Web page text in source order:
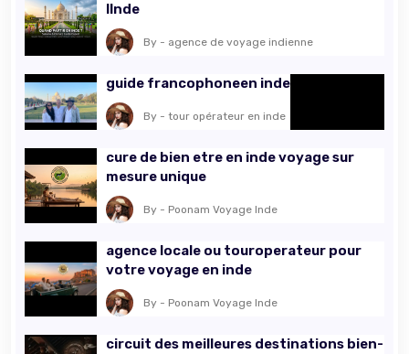
lInde
By - agence de voyage indienne
guide francophoneen inde
By - tour opérateur en inde
cure de bien etre en inde voyage sur
mesure unique
By - Poonam Voyage Inde
agence locale ou touroperateur pour
votre voyage en inde
By - Poonam Voyage Inde
circuit des meilleures destinations bien-